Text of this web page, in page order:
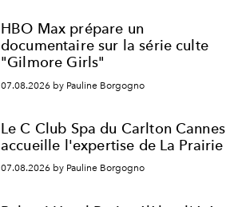
HBO Max prépare un
documentaire sur la série culte
"Gilmore Girls"
07.08.2026 by Pauline Borgogno
Le C Club Spa du Carlton Cannes
accueille l'expertise de La Prairie
07.08.2026 by Pauline Borgogno